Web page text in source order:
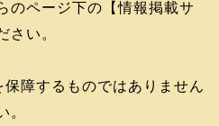
ページ下の【情報掲載サ
い。
障するものではありません